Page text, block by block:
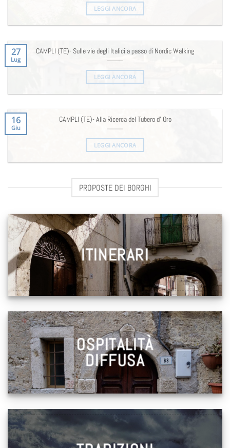
LEGGI ANCORA
CAMPLI (TE)- Sulle vie degli Italici a passo di Nordic Walking
LEGGI ANCORA
27
Lug
CAMPLI (TE)- Alla Ricerca del Tubero d’ Oro
LEGGI ANCORA
16
Giu
PROPOSTE DEI BORGHI
ITINERARI
OSPITALITÀ
DIFFUSA